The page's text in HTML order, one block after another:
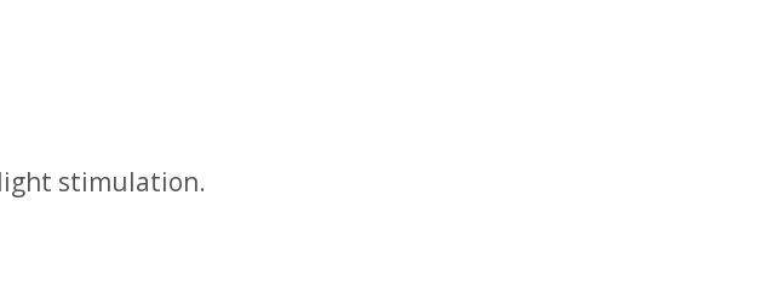
stimulation.